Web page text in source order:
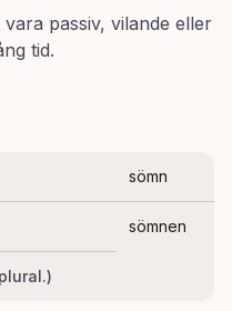
vara passiv, vilande eller
tid.
sömn
sömnen